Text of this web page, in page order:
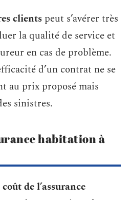
clients peut s’avérer très
la qualité de service et
en cas de problème.
d’un contrat ne se
au prix proposé mais
sinistres.
habitation à
coût de l’assurance